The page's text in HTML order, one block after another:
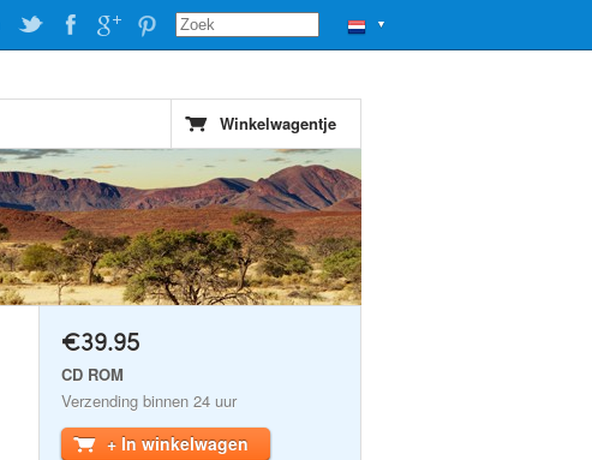
▼
Winkelwagentje
€39.95
CD ROM
Verzending binnen 24 uur
+ In winkelwagen